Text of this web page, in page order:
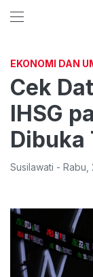
EKONOMI DAN
Cek
IHSG
Dibuka
Susilawati - Rabu